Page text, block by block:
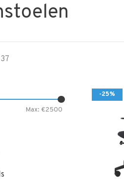
Max: €2500
-25%